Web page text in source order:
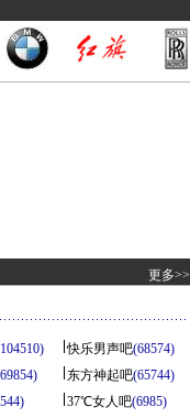
更多>>
快乐男声吧(68574)
东方神起吧(65744)
37℃女人吧(6985)